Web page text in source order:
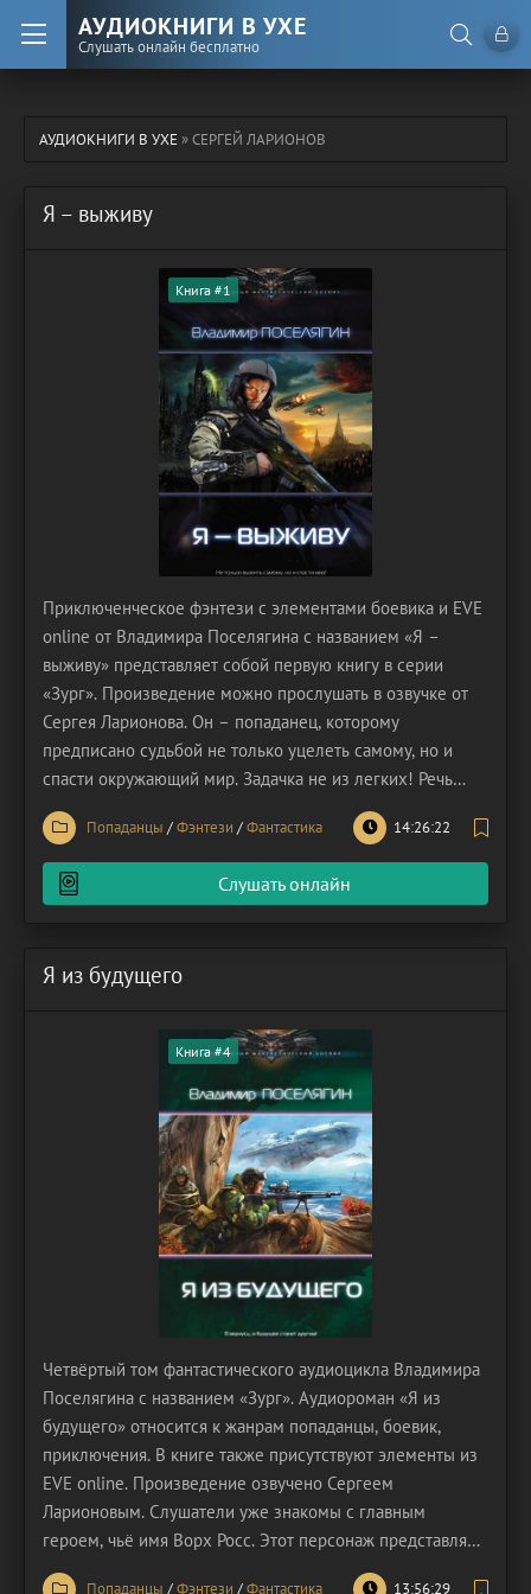
АУДИОКНИГИ В УХЕ
Слушать онлайн бесплатно
АУДИОКНИГИ В УХЕ» СЕРГЕЙ ЛАРИОНОВ
Я – выживу
Книга #1
Приключенческое фэнтези с элементами боевика и EVE
online от Владимира Поселягина с названием «Я –
выживу» представляет собой первую книгу в серии
«Зург». Произведение можно прослушать в озвучке от
Сергея Ларионова. Он – попаданец, которому
предписано судьбой не только уцелеть самому, но и
спасти окружающий мир. Задачка не из легких! Речь
идёт о человеке по имени Валентин. Он был одним из
пассажиров авиарейса, потерпевшего катастрофу. Герой
погиб в ходе крушения авиалайнера, но в скором
времени
Попаданцы /Фэнтези /Фантастика 14:26:22
Слушать онлайн
Я из будущего
Книга #4
Четвёртый том фантастического аудиоцикла Владимира
Поселягина с названием «Зург». Аудиороман «Я из
будущего» относится к жанрам попаданцы, боевик,
приключения. В книге также присутствуют элементы из
EVE online. Произведение озвучено Сергеем
Ларионовым. Слушатели уже знакомы с главным
героем, чьё имя Ворх Росс. Этот персонаж представляет
собой уникальный типаж человека, поскольку попаданцу
Попаданцы /Фэнтези /Фантастика 13:56:29